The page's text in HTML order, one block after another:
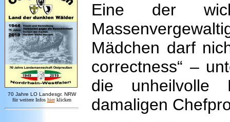
70 Jahre LO Landesgr. NRW
für weitere Infos hier klicken
Eine der
Mädchen darf
correctness“ –
die unheilvolle
damaligen